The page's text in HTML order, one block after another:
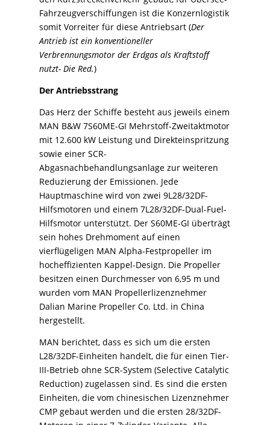
Fahrzeugverschiffungen ist die Konzernlogistik
somit Vorreiter für diese Antriebsart (Der
Antrieb ist ein konventioneller
Verbrennungsmotor der Erdgas als Kraftstoff
nutzt- Die Red.)
Der Antriebsstrang
Das Herz der Schiffe besteht aus jeweils einem
MAN B&W 7S60ME-GI Mehrstoff-Zweitaktmotor
mit 12.600 kW Leistung und Direkteinspritzung
sowie einer SCR-
Abgasnachbehandlungsanlage zur weiteren
Reduzierung der Emissionen. Jede
Hauptmaschine wird von zwei 9L28/32DF-
Hilfsmotoren und einem 7L28/32DF-Dual-Fuel-
Hilfsmotor unterstützt. Der S60ME-GI überträgt
sein hohes Drehmoment auf einen
vierflügeligen MAN Alpha-Festpropeller im
hocheffizienten Kappel-Design. Die Propeller
besitzen einen Durchmesser von 6,95 m und
wurden vom MAN Propellerlizenznehmer
Dalian Marine Propeller Co. Ltd. in China
hergestellt.
MAN berichtet, dass es sich um die ersten
L28/32DF-Einheiten handelt, die für einen Tier-
III-Betrieb ohne SCR-System (Selective Catalytic
Reduction) zugelassen sind. Es sind die ersten
Einheiten, die vom chinesischen Lizenznehmer
CMP gebaut werden und die ersten 28/32DF-